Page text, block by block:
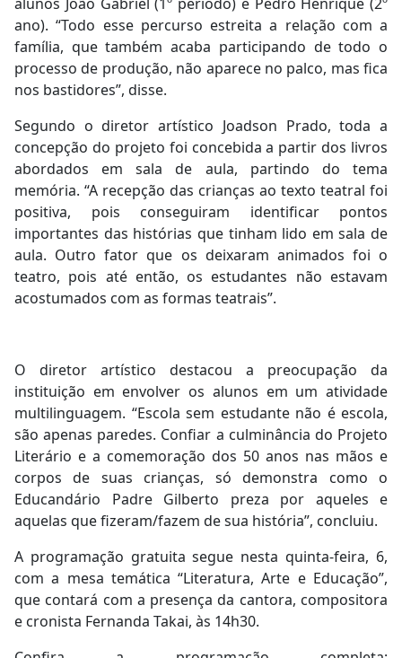
ano). “Todo esse percurso estreita a relação com a
família, que também acaba participando de todo o
processo de produção, não aparece no palco, mas fica
nos bastidores”, disse.
Segundo o diretor artístico Joadson Prado, toda a
concepção do projeto foi concebida a partir dos livros
abordados em sala de aula, partindo do tema
memória. “A recepção das crianças ao texto teatral foi
positiva, pois conseguiram identificar pontos
importantes das histórias que tinham lido em sala de
aula. Outro fator que os deixaram animados foi o
teatro, pois até então, os estudantes não estavam
acostumados com as formas teatrais”.
O diretor artístico destacou a preocupação da
instituição em envolver os alunos em um atividade
multilinguagem. “Escola sem estudante não é escola,
são apenas paredes. Confiar a culminância do Projeto
Literário e a comemoração dos 50 anos nas mãos e
corpos de suas crianças, só demonstra como o
Educandário Padre Gilberto preza por aqueles e
aquelas que fizeram/fazem de sua história”, concluiu.
A programação gratuita segue nesta quinta-feira, 6,
com a mesa temática “Literatura, Arte e Educação”,
que contará com a presença da cantora, compositora
e cronista Fernanda Takai, às 14h30.